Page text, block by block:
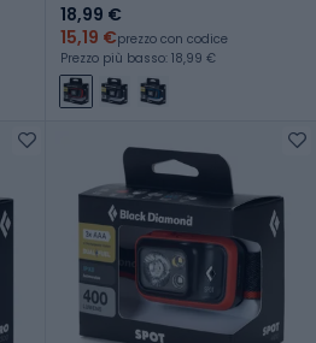
18,99 €
15,19 €prezzo con codice
Prezzo più basso: 18,99 €